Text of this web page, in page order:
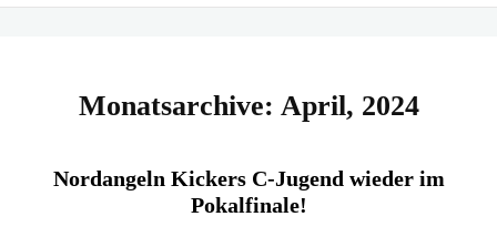
Monatsarchive: April, 2024
Nordangeln Kickers C-Jugend wieder im
Pokalfinale!